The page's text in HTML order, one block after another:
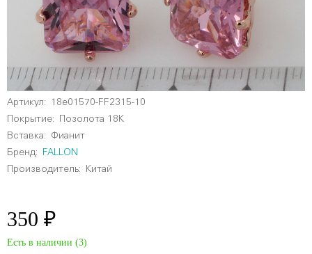
Артикул:
18e01570-FF2315-10
Покрытие: Позолота 18К
Вставка: Фианит
Бренд:
FALLON
Производитель: Китай
350 ₽
Есть в наличии (3)